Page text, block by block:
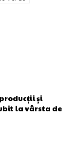
și
la vârsta de